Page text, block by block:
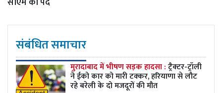
संबंधित समाचार
मुरादाबाद में भीषण सड़क हादसा :ट्रैक्टर-ट्रॉली
ने ईको कार को मारी टक्कर, हरियाणा से लौट
रहे बरेली के दो मजदूरों की मौत